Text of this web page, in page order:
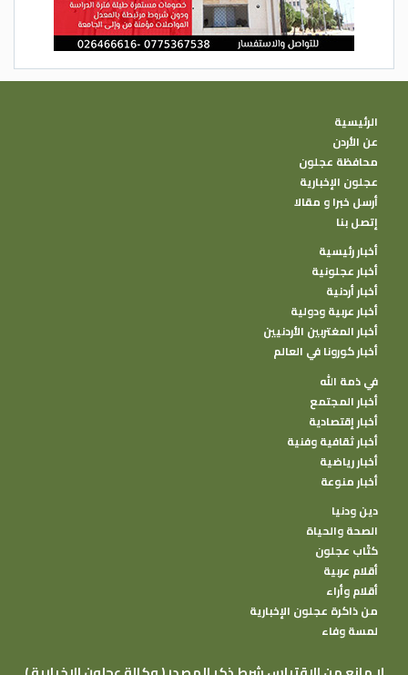
الرئيسية
عن الأردن
محافظة عجلون
عجلون الإخبارية
أرسل خبرا و مقالا
إتصل بنا
أخبار رئيسية
أخبار عجلونية
أخبار أردنية
أخبار عربية ودولية
أخبار المغتربين الأردنيين
أخبار كورونا في العالم
في ذمة الله
أخبار المجتمع
أخبار إقتصادية
أخبار ثقافية وفنية
أخبار رياضية
أخبار منوعة
دين ودنيا
الصحة والحياة
كتًاب عجلون
أقلام عربية
أقلام وأراء
من ذاكرة عجلون الإخبارية
لمسة وفاء